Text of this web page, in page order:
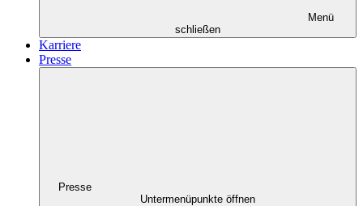
Menü
schließen
Karriere
Presse
Presse
Untermenüpunkte öffnen